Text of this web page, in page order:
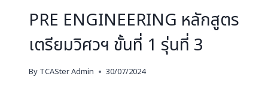
PRE ENGINEERING หลักสูตร
เตรียมวิศวฯ ขั้นที่ 1 รุ่นที่ 3
By TCASter Admin 30/07/2024